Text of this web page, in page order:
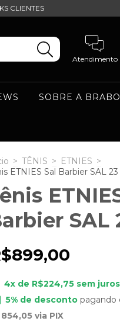
CLIENTES
Atendimento
SOBRE A
> TÊNIS > ETNIES >
ETNIES Sal Barbier SAL 23
SAL
4x de R$224,75sem juros
5% de desconto pagando
854,05 via PIX